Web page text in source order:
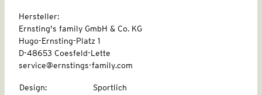
Hersteller:
Ernsting's family GmbH & Co. KG
Hugo-Ernsting-Platz 1
D-48653 Coesfeld-Lette
service@ernstings-family.com
Design:
Sportlich